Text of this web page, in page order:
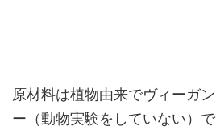
原材料は植物由来でヴィーガ
ー（動物実験をしていない）で